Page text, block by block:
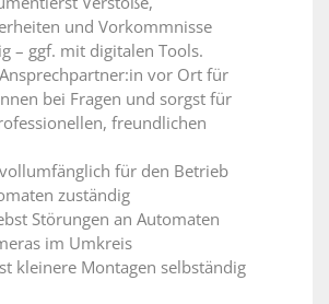
und Vorkommnisse
– ggf. mit digitalen Tools.
vor Ort für
bei Fragen und sorgst für
freundlichen
für den Betrieb
zuständig
Störungen an Automaten
im Umkreis
kleinere Montagen selbständig